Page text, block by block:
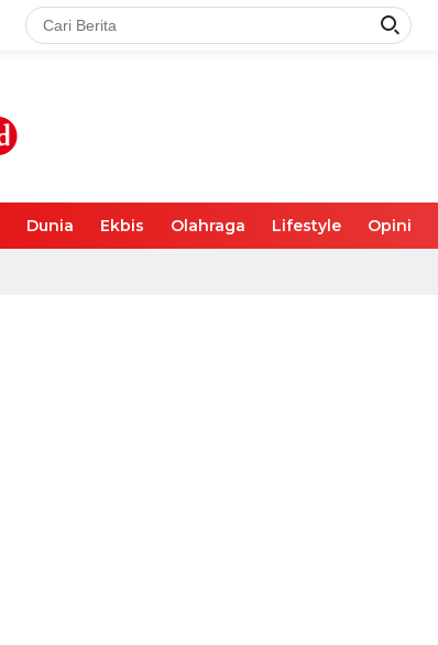
Dunia Ekbis Olahraga Lifestyle Opini